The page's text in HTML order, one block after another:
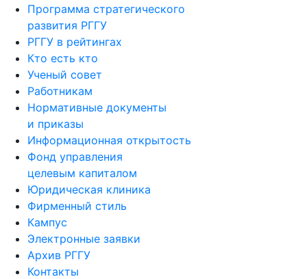
Программа стратегического
развития РГГУ
РГГУ в рейтингах
Кто есть кто
Ученый совет
Работникам
Нормативные документы
и приказы
Информационная открытость
Фонд управления
целевым капиталом
Юридическая клиника
Фирменный стиль
Кампус
Электронные заявки
Архив РГГУ
Контакты